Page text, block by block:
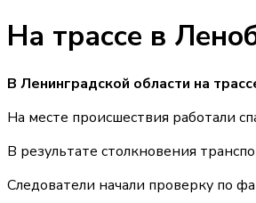
На трассе в
В Ленинградской области на
На месте происшествия работали
В результате столкновения
Следователи начали проверку по